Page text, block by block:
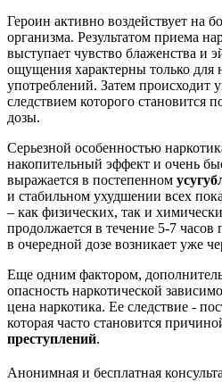
Героин активно воздействует на
организма. Результатом приема
выступает чувство блаженства и
ощущения характерны только для
употреблений. Затем происходит
следствием которого становится
дозы.
Серьезной особенностью
накопительный эффект и очень
выражается в постепенном
и стабильном ухудшении всех
– как физических, так и
продолжается в течение 5-7
в очередной дозе возникает уже
Еще одним фактором,
опасность наркотической
цена наркотика. Ее следствие -
которая часто становится
преступлений.
Анонимная и бесплатная